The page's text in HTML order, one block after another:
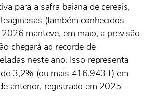
para a safra baiana de cereais,
(também conhecidos
manteve, em maio, a previsão
chegará ao recorde de
neste ano. Isso representa
3,2% (ou mais 416.943 t) em
anterior, registrado em 2025